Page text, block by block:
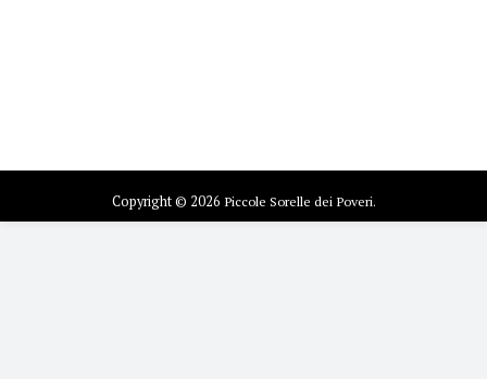
Copyright © 2026 Piccole Sorelle dei Poveri.